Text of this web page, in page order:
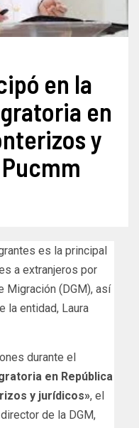
en la
en
y
es la principal
a extranjeros por
Migración (DGM), así
la entidad, Laura
durante el
en República
y jurídicos», el
de la DGM,